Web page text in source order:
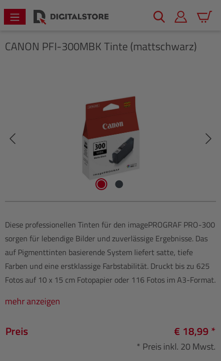
springen
CANON PFI-300MBK Tinte (mattschwarz)
Diese professionellen Tinten für den imagePROGRAF PRO-300
sorgen für lebendige Bilder und zuverlässige Ergebnisse. Das
auf Pigmenttinten basierende System liefert satte, tiefe
Farben und eine erstklassige Farbstabilität. Druckt bis zu 625
Fotos auf 10 x 15 cm Fotopapier oder 116 Fotos im A3-Format.
mehr anzeigen
Preis € 18,99 *
* Preis inkl. 20 Mwst.